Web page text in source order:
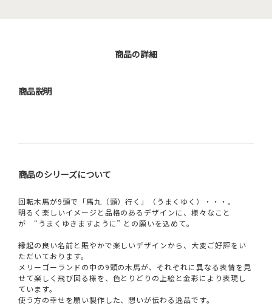
商品の詳細
商品説明
商品のシリーズについて
回転木馬が9頭で「馬九（頭）行く」（うまくゆく）・・・。
明るく楽しいイメージと品格のあるデザインに、様々なこと
が “うまくゆきますように” との願いを込めて。
縁起の良い名前と賑やかで楽しいデザインから、大変ご好評をい
ただいております。
メリーゴーランドの中の9頭の木馬が、それぞれに異なる表情を見
せて楽しく飛び回る様を、色とりどりの上絵と金彩により表現し
ています。
使う方の幸せを願い製作した、想いが伝わる逸品です。